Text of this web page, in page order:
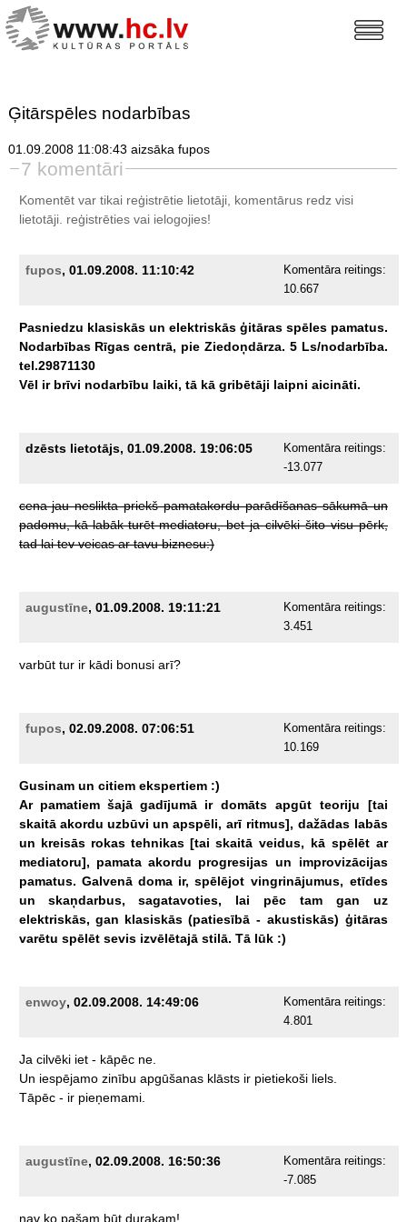
Ģitārspēles nodarbības
01.09.2008 11:08:43 aizsāka fupos
7 komentāri
Komentēt var tikai reģistrētie lietotāji, komentārus redz visi
lietotāji. reģistrētiesvai ielogojies!
fupos, 01.09.2008. 11:10:42
Komentāra reitings:
10.667
Pasniedzu klasiskās un elektriskās ģitāras spēles pamatus.
Nodarbības Rīgas centrā, pie Ziedoņdārza. 5 Ls/nodarbība.
tel.29871130
Vēl ir brīvi nodarbību laiki, tā kā gribētāji laipni aicināti.
dzēsts lietotājs, 01.09.2008. 19:06:05
Komentāra reitings:
-13.077
cena jau neslikta priekš pamatakordu parādīšanas sākumā un
padomu, kā labāk turēt mediatoru, bet ja cilvēki šito visu pērk,
tad lai tev veicas ar tavu biznesu:)
augustīne, 01.09.2008. 19:11:21
Komentāra reitings:
3.451
varbūt tur ir kādi bonusi arī?
fupos, 02.09.2008. 07:06:51
Komentāra reitings:
10.169
Gusinam un citiem ekspertiem :)
Ar pamatiem šajā gadījumā ir domāts apgūt teoriju
[tai
skaitā akordu uzbūvi un apspēli, arī ritmus], dažādas labās
un kreisās rokas tehnikas [tai skaitā veidus, kā spēlēt ar
mediatoru], pamata akordu progresijas un
improvizācijas
pamatus. Galvenā doma ir, spēlējot vingrinājumus, etīdes
un
skaņdarbus, sagatavoties, lai pēc tam gan
uz
elektriskās, gan klasiskās (patiesībā - akustiskās) ģitāras
varētu spēlēt sevis izvēlētajā stilā. Tā lūk :)
enwoy, 02.09.2008. 14:49:06
Komentāra reitings:
4.801
Ja cilvēki iet - kāpēc ne.
Un iespējamo zinību apgūšanas klāsts ir pietiekoši liels.
Tāpēc - ir pieņemami.
augustīne, 02.09.2008. 16:50:36
Komentāra reitings:
-7.085
nav ko pašam būt durakam!